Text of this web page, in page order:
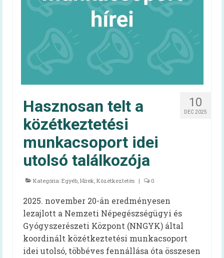
Keressük 2018 legjobb diétás
Irma néni Magyarország legkedvesebb
konyhás nénije
Az egészséges is lehet finom!
menzaétele
Keressük 2016 közétkeztetőjét!
Receptek
Cikkek
Oktatás
HAPPY-hét
A HAPPY-hétről
HAPPY-hét – Letölthető segédanyagok
10
DEC 2025
Hasznosan telt a
közétkeztetési
munkacsoport idei
utolsó találkozója
Kategória: Egyéb, Hírek, Közétkeztetés | 0
2025. november 20-án eredményesen
lezajlott a Nemzeti Népegészségügyi és
Gyógyszerészeti Központ (NNGYK) által
koordinált közétkeztetési munkacsoport
idei utolsó, többéves fennállása óta összesen